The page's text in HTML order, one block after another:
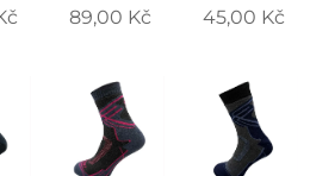
89,00 Kč 45,00 Kč